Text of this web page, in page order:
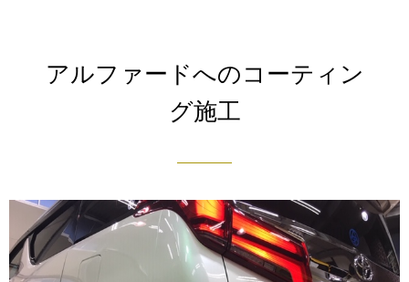
アルファードへのコーティン
グ施工